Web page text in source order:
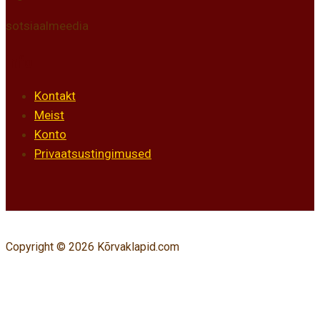
sotsiaalmeedia
Kontakt
Meist
Konto
Privaatsustingimused
Copyright © 2026 Kõrvaklapid.com